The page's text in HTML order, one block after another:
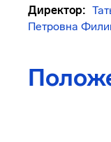
Директор:
Петровна